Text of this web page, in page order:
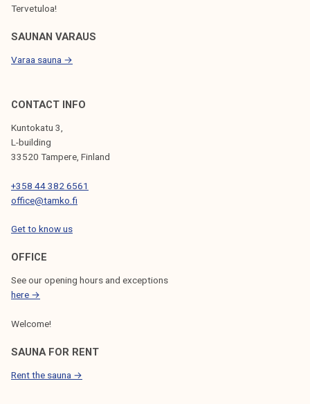
S
Tervetuloa!
SAUNAN VARAUS
Varaa sauna →
CONTACT INFO
Kuntokatu 3,
L-building
33520 Tampere, Finland
+358 44 382 6561
office@tamko.fi
Get to know us
OFFICE
See our opening hours and exceptions
here →
Welcome!
SAUNA FOR RENT
Rent the sauna →